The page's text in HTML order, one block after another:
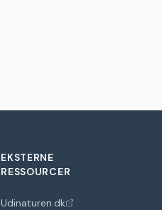
EKSTERNE
RESSOURCER
Udinaturen.dk